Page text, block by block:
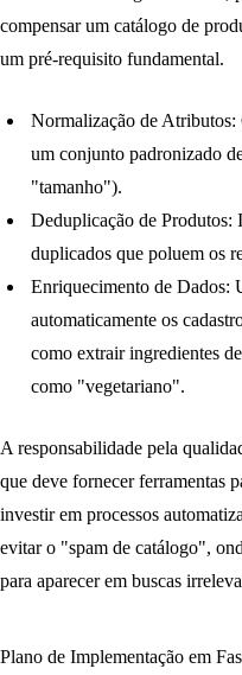
compensar um catálogo de
um pré-requisito fundamental.
Normalização de Atributos:
um conjunto padronizado
"tamanho").
Deduplicação de Produtos:
duplicados que poluem os
Enriquecimento de Dados:
automaticamente os
como extrair ingredientes
como "vegetariano".
A responsabilidade pela
que deve fornecer ferramentas
investir em processos
evitar o "spam de catálogo",
para aparecer em buscas
Plano de Implementação em